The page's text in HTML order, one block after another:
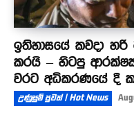
ඉතිහාසයේ කවදා
කරයි – හිටපු
වරට අධිකරණයේ දී
උණුසුම් පුවත් | Hot News